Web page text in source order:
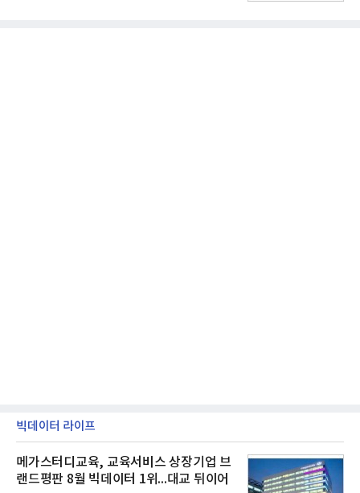
빅데이터 라이프
메가스터디교육, 교육서비스 상장기업 브
랜드평판 8월 빅데이터 1위...대교 뒤이어